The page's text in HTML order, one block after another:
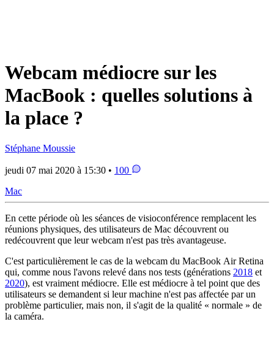
Webcam médiocre sur les
MacBook : quelles solutions à
la place ?
Stéphane Moussie
jeudi 07 mai 2020 à 15:30 • 100
Mac
En cette période où les séances de visioconférence remplacent les
réunions physiques, des utilisateurs de Mac découvrent ou
redécouvrent que leur webcam n'est pas très avantageuse.
C'est particulièrement le cas de la webcam du MacBook Air Retina
qui, comme nous l'avons relevé dans nos tests (générations 2018 et
2020), est vraiment médiocre. Elle est médiocre à tel point que des
utilisateurs se demandent si leur machine n'est pas affectée par un
problème particulier, mais non, il s'agit de la qualité « normale » de
la caméra.